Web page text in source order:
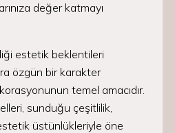
değer katmayı
estetik beklentileri
özgün bir karakter
temel amacıdır.
sunduğu çeşitlilik,
üstünlükleriyle öne